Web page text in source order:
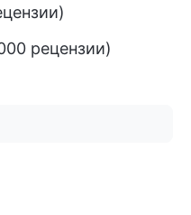
рецензии)